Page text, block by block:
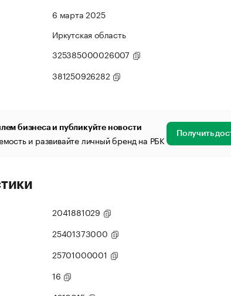
6 марта 2025
Иркутская область
325385000026007
381250926282
бизнеса и публикуйте новости
и развивайте личный бренд на РБК Получить
2041881029
25401373000
25701000001
16